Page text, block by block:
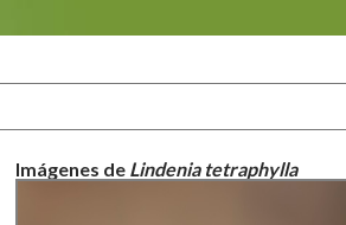
Imágenes de Lindenia tetraphylla